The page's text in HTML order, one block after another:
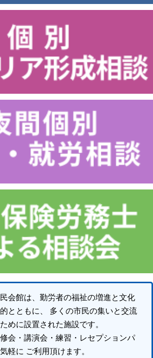
会館は、勤労者の福祉の増進と文化
とともに、 多くの市民の集いと交流
めに設置された施設です。
会・講演会・練習・レセプションパ
軽に ご利用頂けます。